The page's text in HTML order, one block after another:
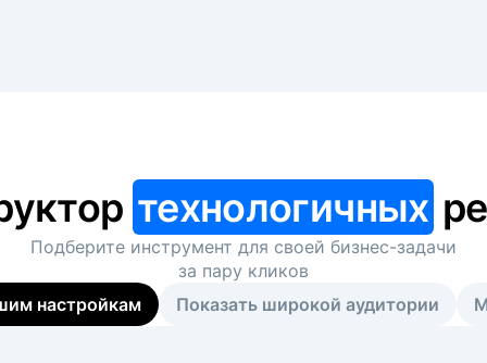
технологичных
Подберите инструмент для своей бизнес-задачи
за пару кликов
настройкам
Показать широкой аудитории